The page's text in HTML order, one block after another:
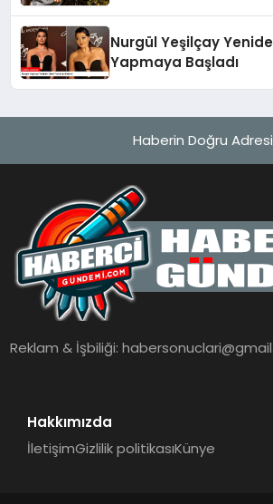
Nurgül Yeşilçay
Yapmaya Başladı
Haberin Doğru Adresi
Reklam & İşbiliği:
Hakkımızda
İletişimGizlilik politikasıKünye